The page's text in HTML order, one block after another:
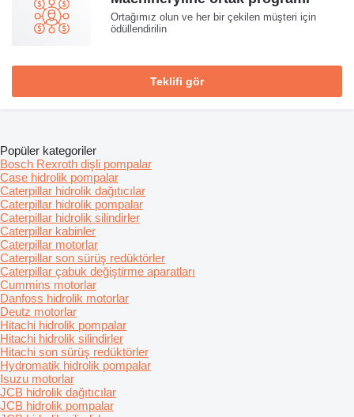
Ortağımız olun ve her bir çekilen müşteri için
ödüllendirilin
Teklifi gör
Popüler kategoriler
Bosch Rexroth dişli pompalar
Case hidrolik pompalar
Caterpillar hidrolik dağıtıcılar
Caterpillar hidrolik pompalar
Caterpillar hidrolik silindirler
Caterpillar kabinler
Caterpillar motorlar
Caterpillar son sürüş redüktörler
Caterpillar çabuk değiştirme aparatları
Cummins motorlar
Danfoss hidrolik motorlar
Deutz motorlar
Hitachi hidrolik pompalar
Hitachi hidrolik silindirler
Hitachi son sürüş redüktörler
Hydromatik hidrolik pompalar
Isuzu motorlar
JCB hidrolik dağıtıcılar
JCB hidrolik pompalar